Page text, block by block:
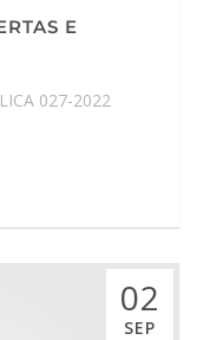
E
027-2022
02
SEP